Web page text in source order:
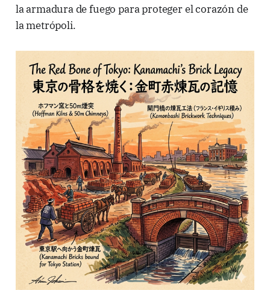
la armadura de fuego para proteger el corazón de
la metrópoli.